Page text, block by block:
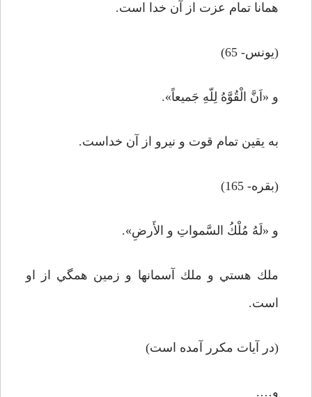
همانا تمام عزت از آن خدا است.
(يونس- 65)
و «اَنَّ الْقُوَّهُ لِلّهِ جَميعاً».
به يقين تمام قوت و نيرو از آن خداست.
(بقره- 165)
و «لَهُ مُلْكُ السَّمواتِ و الأَرضِ».
ملك هستي و ملك آسمانها و زمين همگي از او
است.
(در آيات مكرر آمده است)
و….